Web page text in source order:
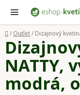
obsah
Domov
/ Outlet/ Dizajnový
NATTY,
modrá,